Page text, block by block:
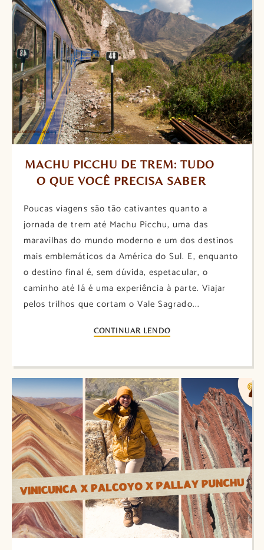
MACHU PICCHU DE TREM: TUDO
O QUE VOCÊ PRECISA SABER
Poucas viagens são tão cativantes quanto a
jornada de trem até Machu Picchu, uma das
maravilhas do mundo moderno e um dos destinos
mais emblemáticos da América do Sul. E, enquanto
o destino final é, sem dúvida, espetacular, o
caminho até lá é uma experiência à parte. Viajar
pelos trilhos que cortam o Vale Sagrado...
CONTINUAR LENDO